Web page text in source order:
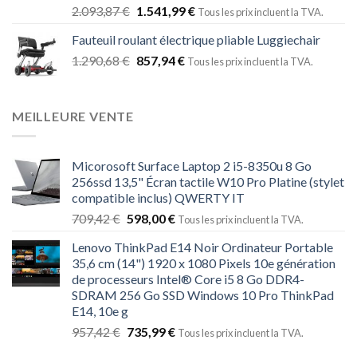
2.093,87€ 1.541,99€ Tous les prix incluent la TVA.
Fauteuil roulant électrique pliable Luggiechair
1.290,68€ 857,94€ Tous les prix incluent la TVA.
MEILLEURE VENTE
Micorosoft Surface Laptop 2 i5-8350u 8 Go
256ssd 13,5" Écran tactile W10 Pro Platine (stylet
compatible inclus) QWERTY IT
709,42€ 598,00€ Tous les prix incluent la TVA.
Lenovo ThinkPad E14 Noir Ordinateur Portable
35,6 cm (14") 1920 x 1080 Pixels 10e génération
de processeurs Intel® Core i5 8 Go DDR4-
SDRAM 256 Go SSD Windows 10 Pro ThinkPad
E14, 10e g
957,42€ 735,99€ Tous les prix incluent la TVA.